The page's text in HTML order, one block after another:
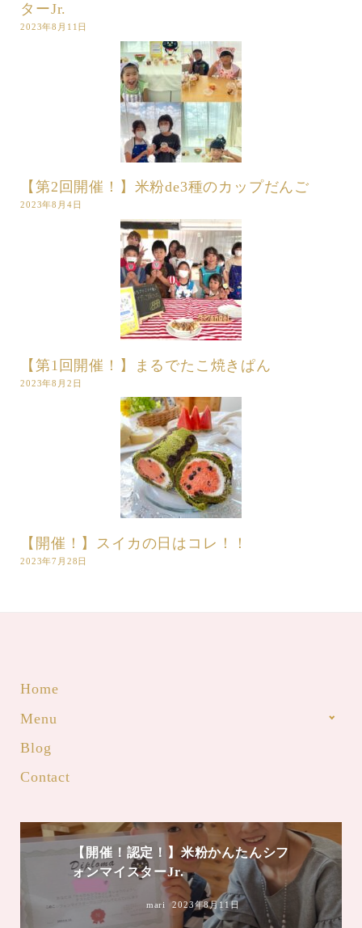
ターJr.
2023年8月11日
【第2回開催！】米粉de3種のカップだんご
2023年8月4日
【第1回開催！】まるでたこ焼きぱん
2023年8月2日
【開催！】スイカの日はコレ！！
2023年7月28日
Home
Menu
Blog
Contact
【開催！認定！】米粉かんたんシフ
ォンマイスターJr.
mari 2023年8月11日